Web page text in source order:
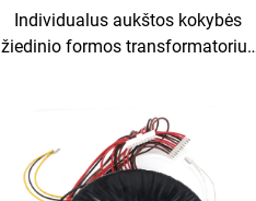
Individualus aukštos kokybės
žiedinio formos transformatorius
inverterio gamintojai